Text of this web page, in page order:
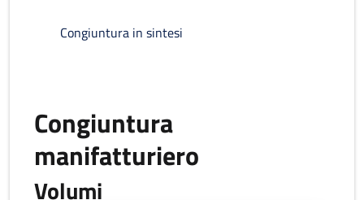
Congiuntura in sintesi
Congiuntura
manifatturiero
Volumi